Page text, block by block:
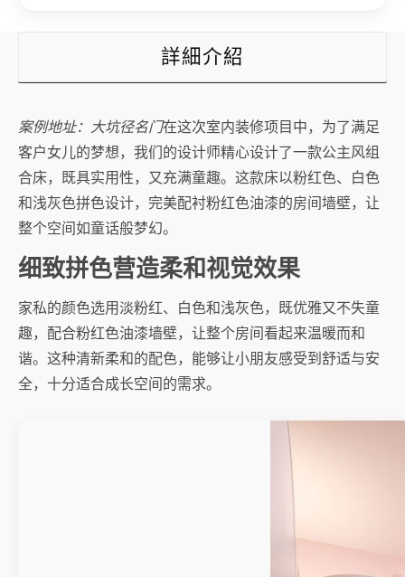
詳細介紹
案例地址：大坑径名门在这次室内装修项目中，为了满足
客户女儿的梦想，我们的设计师精心设计了一款公主风组
合床，既具实用性，又充满童趣。这款床以粉红色、白色
和浅灰色拼色设计，完美配衬粉红色油漆的房间墙壁，让
整个空间如童话般梦幻。
细致拼色营造柔和视觉效果
家私的颜色选用淡粉红、白色和浅灰色，既优雅又不失童
趣，配合粉红色油漆墙壁，让整个房间看起来温暖而和
谐。这种清新柔和的配色，能够让小朋友感受到舒适与安
全，十分适合成长空间的需求。